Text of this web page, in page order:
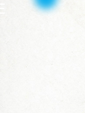
ANSEJ
ONG & Bailleur
Plateformes
Web, Intranet et